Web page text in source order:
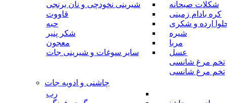
شکلات صبحانه
کره بادام زمینی
ارده و شکری
شیره
مربا
عسل
تخم مرغ شانسی
تخم مرغ شانسی
شیرینی نخودچی و نان برنجی
قاووت
حبه
شکر پنیر
معجون
سایر سوغات و شیرینی جات
چاشنی و ادویه جات
رب